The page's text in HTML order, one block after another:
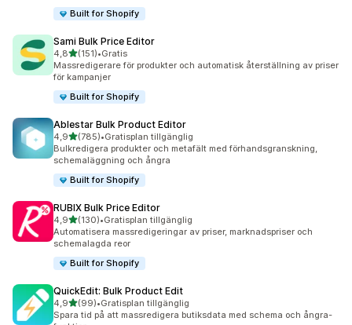
Built for Shopify
Sami Bulk Price Editor
4,8av 5 stjärnor
(151)
151 recensioner totalt
•Gratis
Massredigerare för produkter och automatisk återställning av priser
för kampanjer
Built for Shopify
Ablestar Bulk Product Editor
4,9av 5 stjärnor
(785)
785 recensioner totalt
•Gratisplan tillgänglig
Bulkredigera produkter och metafält med förhandsgranskning,
schemaläggning och ångra
Built for Shopify
RUBIX Bulk Price Editor
4,9av 5 stjärnor
(130)
130 recensioner totalt
•Gratisplan tillgänglig
Automatisera massredigeringar av priser, marknadspriser och
schemalagda reor
Built for Shopify
QuickEdit: Bulk Product Edit
4,9av 5 stjärnor
(99)
99 recensioner totalt
•Gratisplan tillgänglig
Spara tid på att massredigera butiksdata med schema och ångra-